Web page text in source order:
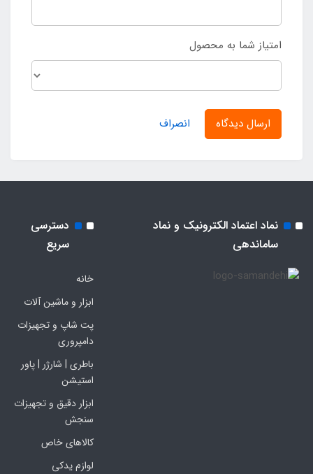
امتیاز شما به محصول
ارسال دیدگاه انصراف
نماد اعتماد الکترونیک و نماد
ساماندهی
دسترسی
سریع
خانه
ابزار و ماشین آلات
پت شاپ و تجهیزات
دامپروری
باطری | شارژر | پاور
استیشن
ابزار دقیق و تجهیزات
سنجش
کالاهای خاص
لوازم یدکی